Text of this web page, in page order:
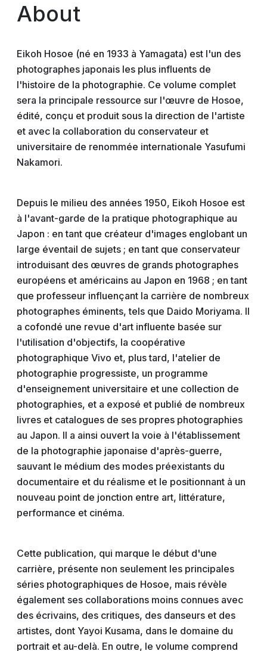
About
Eikoh Hosoe (né en 1933 à Yamagata) est l'un des
photographes japonais les plus influents de
l'histoire de la photographie. Ce volume complet
sera la principale ressource sur l'œuvre de Hosoe,
édité, conçu et produit sous la direction de l'artiste
et avec la collaboration du conservateur et
universitaire de renommée internationale Yasufumi
Nakamori.
Depuis le milieu des années 1950, Eikoh Hosoe est
à l'avant-garde de la pratique photographique au
Japon : en tant que créateur d'images englobant un
large éventail de sujets ; en tant que conservateur
introduisant des œuvres de grands photographes
européens et américains au Japon en 1968 ; en tant
que professeur influençant la carrière de nombreux
photographes éminents, tels que Daido Moriyama. Il
a cofondé une revue d'art influente basée sur
l'utilisation d'objectifs, la coopérative
photographique Vivo et, plus tard, l'atelier de
photographie progressiste, un programme
d'enseignement universitaire et une collection de
photographies, et a exposé et publié de nombreux
livres et catalogues de ses propres photographies
au Japon. Il a ainsi ouvert la voie à l'établissement
de la photographie japonaise d'après-guerre,
sauvant le médium des modes préexistants du
documentaire et du réalisme et le positionnant à un
nouveau point de jonction entre art, littérature,
performance et cinéma.
Cette publication, qui marque le début d'une
carrière, présente non seulement les principales
séries photographiques de Hosoe, mais révèle
également ses collaborations moins connues avec
des écrivains, des critiques, des danseurs et des
artistes, dont Yayoi Kusama, dans le domaine du
portrait et au-delà. En outre, le volume comprend